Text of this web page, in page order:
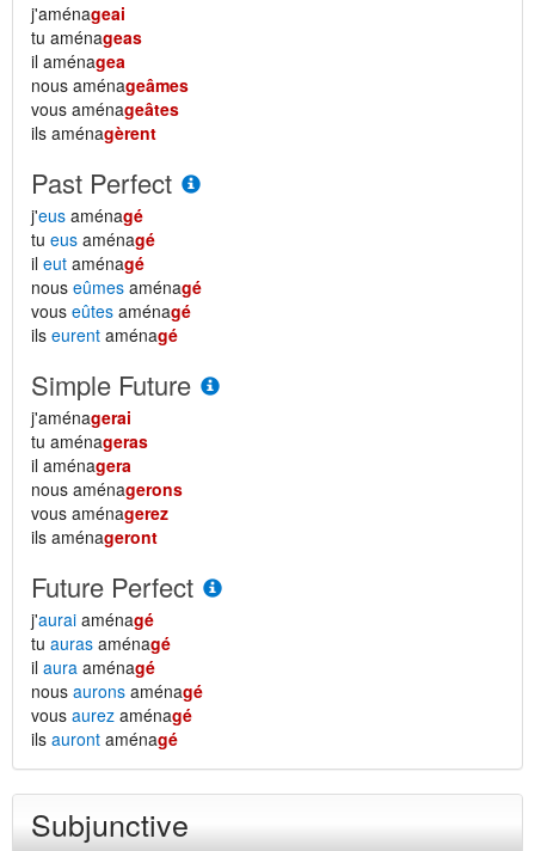
j'aménageai
tu aménageas
il aménagea
nous aménageâmes
vous aménageâtes
ils aménagèrent
Past Perfect
j'eus aménagé
tu eus aménagé
il eut aménagé
nous eûmes aménagé
vous eûtes aménagé
ils eurent aménagé
Simple Future
j'aménagerai
tu aménageras
il aménagera
nous aménagerons
vous aménagerez
ils aménageront
Future Perfect
j'aurai aménagé
tu auras aménagé
il aura aménagé
nous aurons aménagé
vous aurez aménagé
ils auront aménagé
Subjunctive